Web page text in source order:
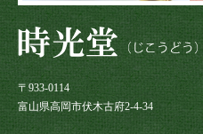
〒933-0114
富山県高岡市伏木古府2-4-34